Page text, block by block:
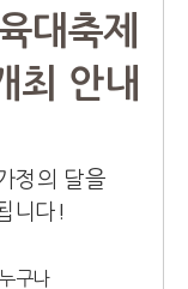
대축제
최 안내
정의 달을
니다!
구나